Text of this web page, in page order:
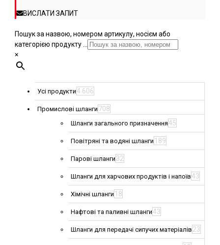
ВИСЛАТИ ЗАПИТ
Пошук за назвою, номером артикулу, носієм або
категорією продукту ...
×
Усі продукти4 606
Промислові шланги 708
Шланги загального призначення45
Повітряні та водяні шланги 189
Парові шланги 32
Шланги для харчових продуктів і напоїв43
Хімічні шланги 18
Нафтові та паливні шланги43
Шланги для передачі сипучих матеріалів 23